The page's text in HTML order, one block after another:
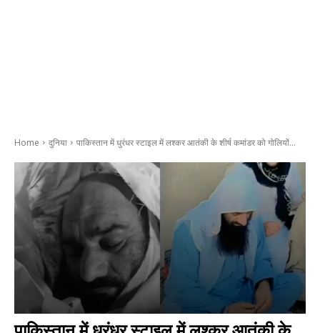
Home दुनिया पाकिस्तान में धुरंधर स्टाइल में लश्कर आतंकी के शीर्ष कमांडर को गोलियों...